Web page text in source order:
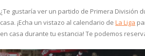
¿Te gustaría ver un partido de Primera División
casa. ¡Echa un vistazo al calendario de La Liga
en casa durante tu estancia! Te podemos